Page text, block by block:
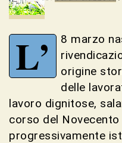
L’
8 marzo
origine
delle
lavoro dignitose,
corso del
progressivamente